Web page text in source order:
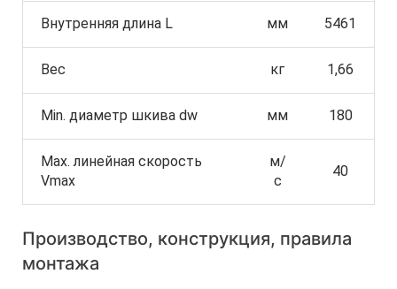
Внутренняя длина L мм 5461
Вес кг 1,66
Min. диаметр шкива dw мм 180
Max. линейная скорость
Vmax
м/
с
40
Производство, конструкция, правила
монтажа